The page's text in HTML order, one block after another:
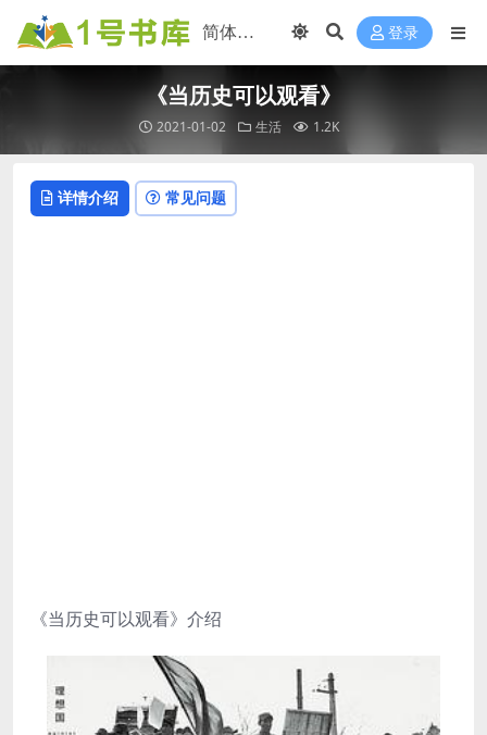
登录
《当历史可以观看》
2021-01-02 生活 1.2K
详情介绍 常见问题
《当历史可以观看》介绍